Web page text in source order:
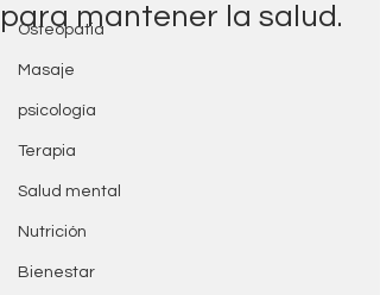
Osteopatia
Masaje
psicología
Terapia
Salud mental
Nutrición
Bienestar
para mantener la salud.